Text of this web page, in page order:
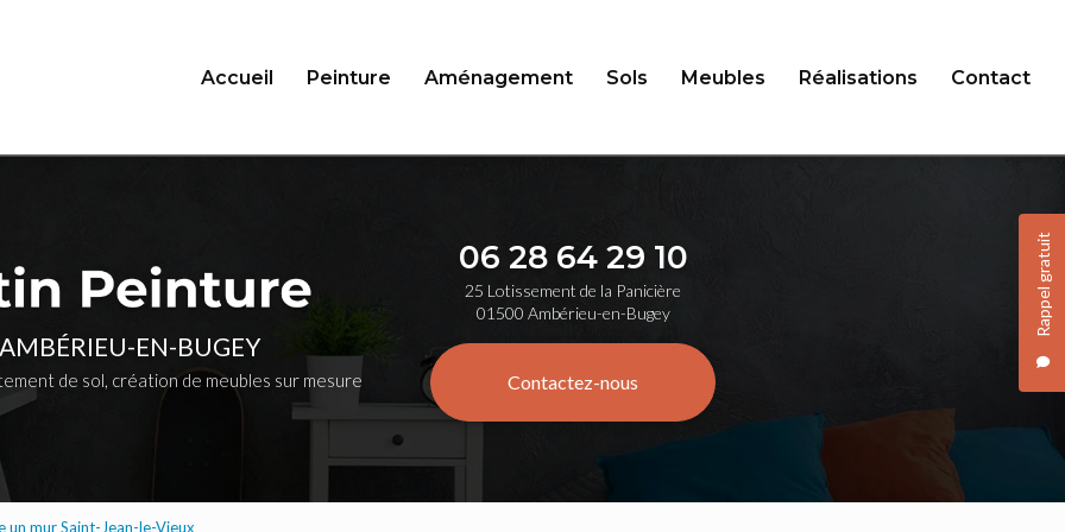
Rappel gratuit
Accueil Peinture Aménagement Sols Meubles Réalisations Contact
EN-BUGEY
de sol, création de meubles sur mesure
06 28 64 29 10
25 Lotissement de la Panicière
01500 Ambérieu-en-Bugey
Contactez-nous
un mur Saint-Jean-le-Vieux